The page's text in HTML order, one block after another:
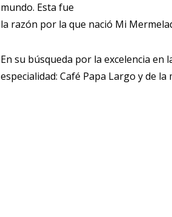
mundo. Esta fue
la razón por la que nació Mi
En su búsqueda por la excelencia
especialidad: Café Papa Largo y de la